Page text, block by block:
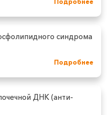
Подробнее
синдрома
Подробнее
ДНК (анти-